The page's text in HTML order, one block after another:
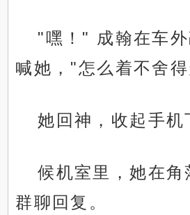
"嘿！" 成翰在车外
喊她，"怎么着不舍
她回神，收起手机
候机室里，她在角
群聊回复。